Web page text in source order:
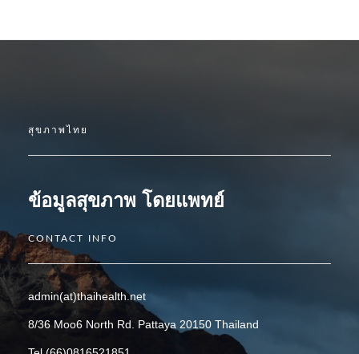
สุขภาพไทย
ข้อมูลสุขภาพ โดยแพทย์
CONTACT INFO
admin(at)thaihealth.net
8/36 Moo6 North Rd. Pattaya 20150 Thailand